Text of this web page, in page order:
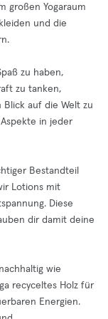
großen Yogaraum
und die
zu haben,
zu tanken,
Blick auf die Welt zu
in jeder
Bestandteil
Lotions mit
Diese
dir damit deine
wie
recyceltes Holz für
Energien.